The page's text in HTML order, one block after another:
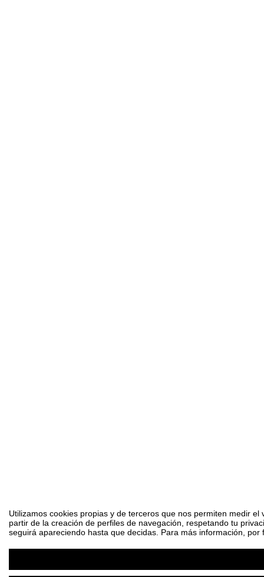
Utilizamos cookies propias y de terceros que nos permiten medir
partir de la creación de perfiles de navegación, respetando tu
seguirá apareciendo hasta que decidas. Para más información,